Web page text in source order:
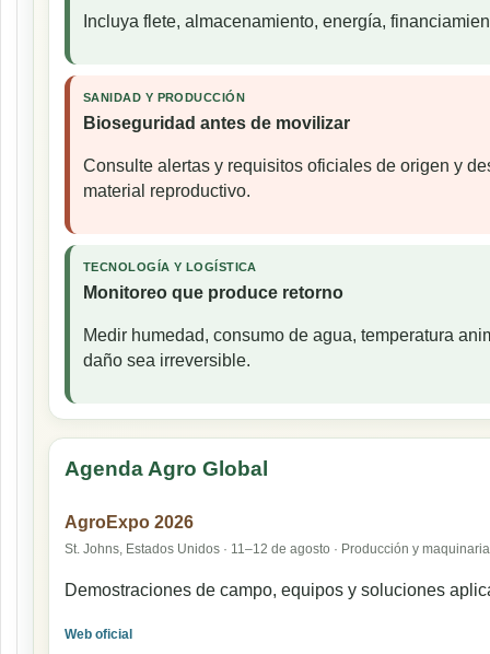
Incluya flete, almacenamiento, energía,
SANIDAD Y PRODUCCIÓN
Bioseguridad antes de movilizar
Consulte alertas y requisitos oficiales de origen y
material reproductivo.
TECNOLOGÍA Y LOGÍSTICA
Monitoreo que produce retorno
Medir humedad, consumo de agua, temperatura
daño sea irreversible.
Agenda Agro Global
AgroExpo 2026
St. Johns, Estados Unidos · 11–12 de agosto · Producción y maquinaria
Demostraciones de campo, equipos y soluciones
Web oficial